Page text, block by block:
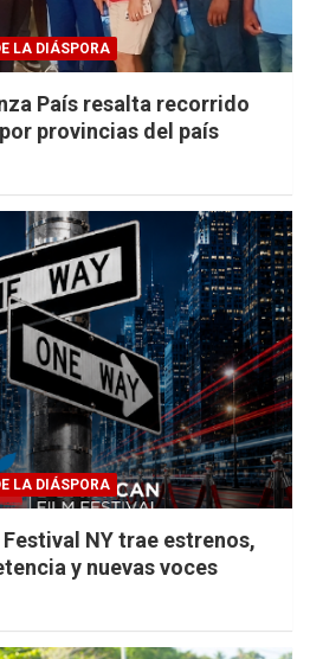
LA DIÁSPORA
País resalta recorrido
provincias del país
LA DIÁSPORA
NY trae estrenos,
y nuevas voces